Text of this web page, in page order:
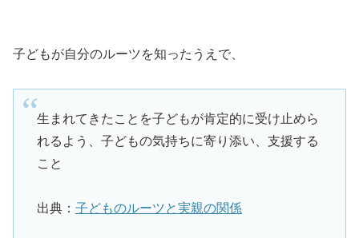
子どもが自分のルーツを知ったうえで、
生まれてきたことを子どもが肯定的に受け止めら
れるよう、子どもの気持ちに寄り添い、支援する
こと
出典： 子どものルーツと実親の関係